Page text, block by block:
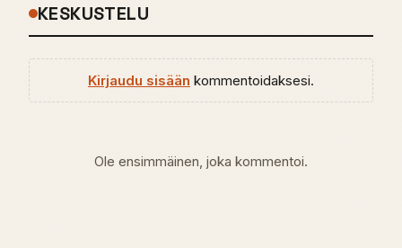
KESKUSTELU
Kirjaudu sisään kommentoidaksesi.
Ole ensimmäinen, joka kommentoi.